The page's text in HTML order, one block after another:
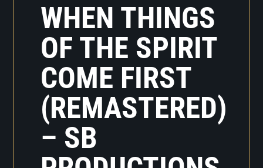
WHEN THINGS
OF THE SPIRIT
COME FIRST
(REMASTERED)
– SB